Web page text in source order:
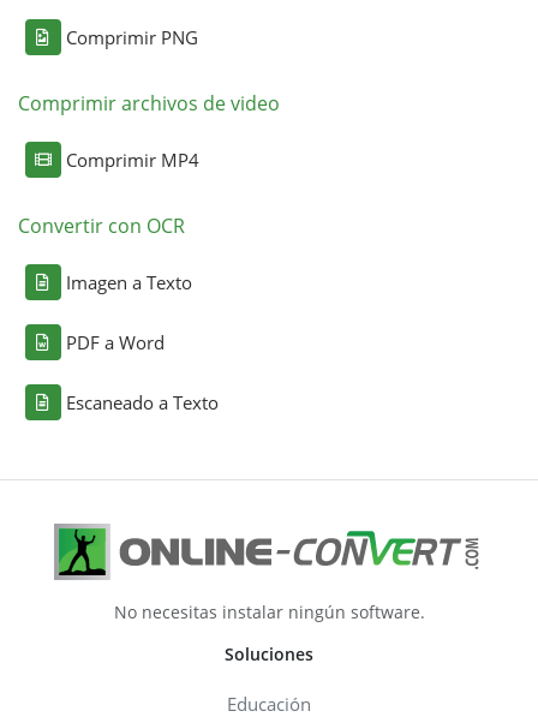
Comprimir PNG
Comprimir archivos de video
Comprimir MP4
Convertir con OCR
Imagen a Texto
PDF a Word
Escaneado a Texto
No necesitas instalar ningún software.
Soluciones
Educación